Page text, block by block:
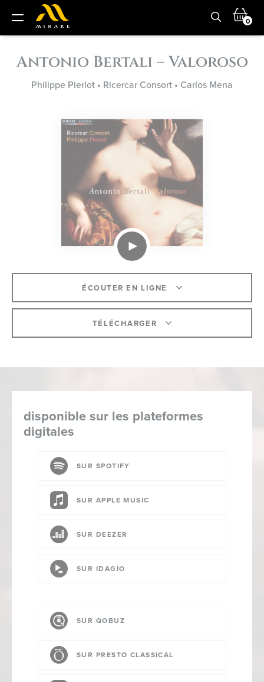
0
Antonio Bertali – Valoroso
Philippe Pierlot • Ricercar Consort • Carlos Mena
ÉCOUTER EN LIGNE
TÉLÉCHARGER
disponible sur les plateformes
digitales
SUR SPOTIFY
SUR APPLE MUSIC
SUR DEEZER
SUR IDAGIO
SUR QOBUZ
SUR PRESTO CLASSICAL